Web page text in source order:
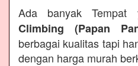
Ada banyak Tempat
Climbing (Papan
berbagai kualitas tapi
dengan harga murah